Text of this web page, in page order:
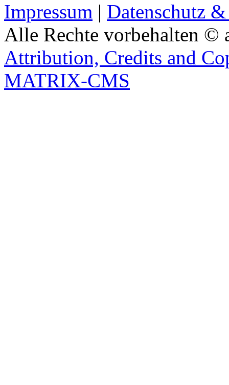
Impressum | Datenschutz
Alle Rechte vorbehalten ©
Attribution, Credits and
MATRIX-CMS